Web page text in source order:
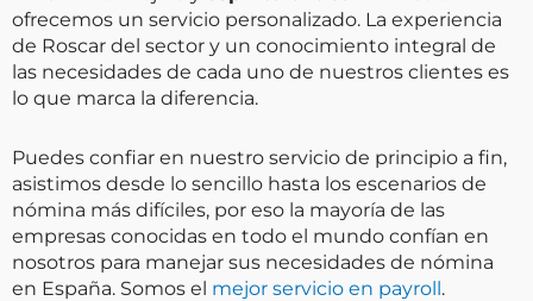
ofrecemos un servicio personalizado. La experiencia
de Roscar del sector y un conocimiento integral de
las necesidades de cada uno de nuestros clientes es
lo que marca la diferencia.
Puedes confiar en nuestro servicio de principio a fin,
asistimos desde lo sencillo hasta los escenarios de
nómina más difíciles, por eso la mayoría de las
empresas conocidas en todo el mundo confían en
nosotros para manejar sus necesidades de nómina
en España. Somos el mejor servicio en payroll.